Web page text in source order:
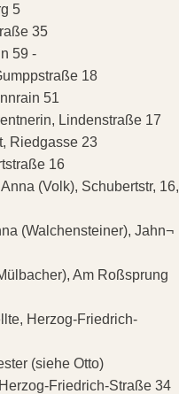
5
35
59 -
18
51
Lindenstraße 17
Riedgasse 23
16
(Volk), Schubertstr, 16,
(Walchensteiner), Jahn¬
Am Roßsprung
Herzog-Friedrich-
(siehe Otto)
Friedrich-Straße 34